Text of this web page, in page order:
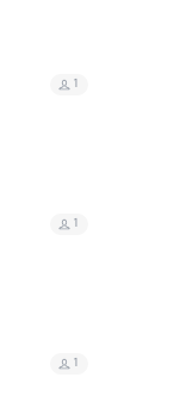
1
1
1